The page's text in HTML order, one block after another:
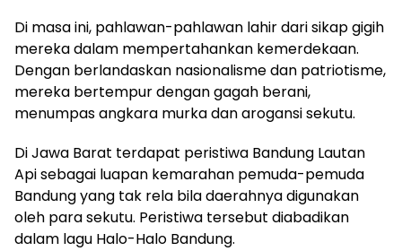
Di masa ini, pahlawan-pahlawan lahir dari sikap gigih
mereka dalam mempertahankan kemerdekaan.
Dengan berlandaskan nasionalisme dan patriotisme,
mereka bertempur dengan gagah berani,
menumpas angkara murka dan arogansi sekutu.
Di Jawa Barat terdapat peristiwa Bandung Lautan
Api sebagai luapan kemarahan pemuda-pemuda
Bandung yang tak rela bila daerahnya digunakan
oleh para sekutu. Peristiwa tersebut diabadikan
dalam lagu Halo-Halo Bandung.